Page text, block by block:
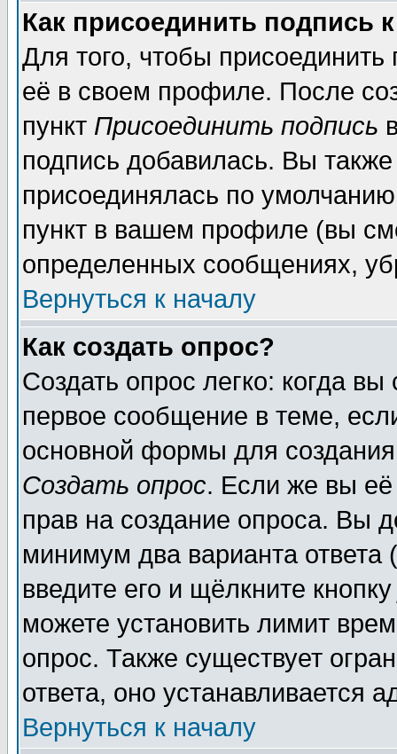
Как присоединить подпись
Для того, чтобы
её в своем профиле. После
пункт Присоединить подпись
подпись добавилась. Вы
присоединялась по
пункт в вашем профиле (вы
определенных сообщениях,
Вернуться к началу
Как создать опрос?
Создать опрос легко: когда
первое сообщение в теме,
основной формы для
Создать опрос. Если же вы её
прав на создание опроса. Вы
минимум два варианта ответа
введите его и щёлкните
можете установить лимит
опрос. Также существует
ответа, оно устанавливается
Вернуться к началу